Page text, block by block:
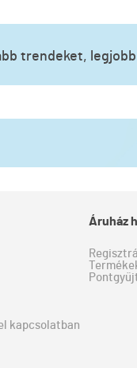
trendeket,
kapcsolatban
Áruház